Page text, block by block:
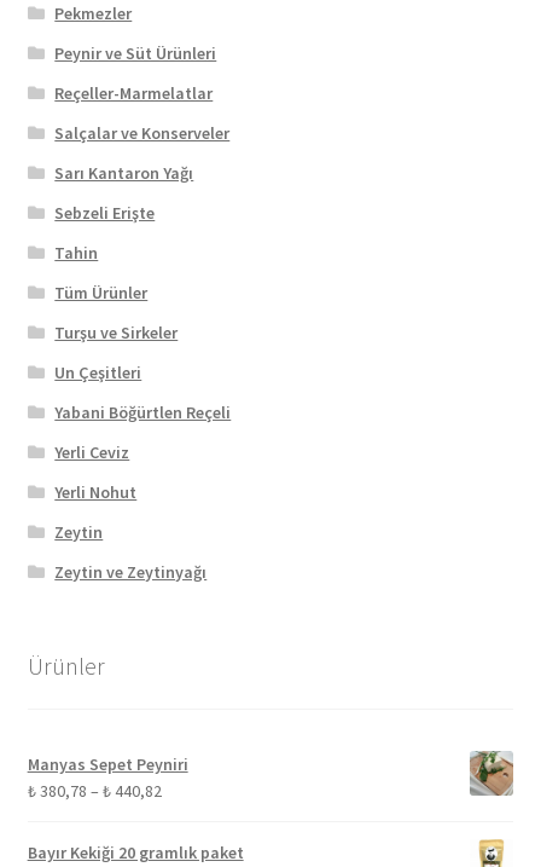
Pekmezler
Peynir ve Süt Ürünleri
Reçeller-Marmelatlar
Salçalar ve Konserveler
Sarı Kantaron Yağı
Sebzeli Erişte
Tahin
Tüm Ürünler
Turşu ve Sirkeler
Un Çeşitleri
Yabani Böğürtlen Reçeli
Yerli Ceviz
Yerli Nohut
Zeytin
Zeytin ve Zeytinyağı
Ürünler
Manyas Sepet Peyniri
₺380,78 – ₺440,82Fiyat
₺ 380,78
Bayır Kekiği 20 gramlık paket